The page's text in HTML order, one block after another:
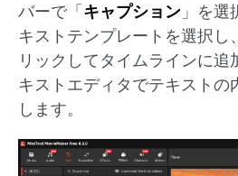
バーで「キャプション 」を選
キストテンプレートを選択し
リックしてタイムラインに追
キストエディタでテキストの
します。